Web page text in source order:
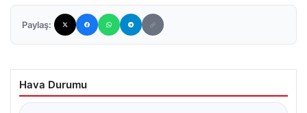
Paylaş:
Hava Durumu